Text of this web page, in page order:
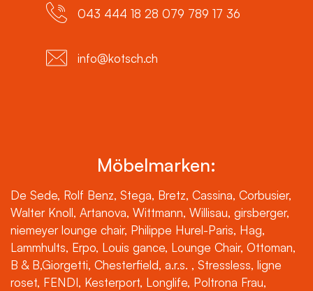
043 444 18 28 079 789 17 36
info@kotsch.ch
Möbelmarken:
De Sede, Rolf Benz, Stega, Bretz, Cassina, Corbusier,
Walter Knoll, Artanova, Wittmann, Willisau, girsberger,
niemeyer lounge chair, Philippe Hurel-Paris, Hag,
Lammhults, Erpo, Louis gance, Lounge Chair, Ottoman,
B & B,Giorgetti, Chesterfield, a.r.s. , Stressless, ligne
roset, FENDI, Kesterport, Longlife, Poltrona Frau,